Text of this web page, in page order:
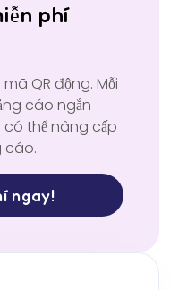
phí
QR động. Mỗi
cáo ngắn
có thể nâng cấp
cáo.
ngay!